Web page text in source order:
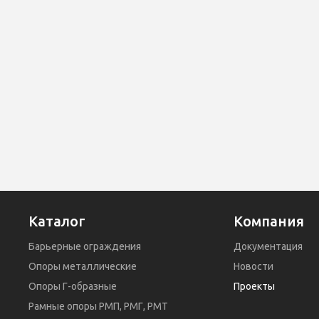
Каталог
Барьерные ограждения
Опоры металлические
Опоры Г-образные
Рамные опоры РМП, РМГ, РМТ
Компания
Документация
Новости
Проекты